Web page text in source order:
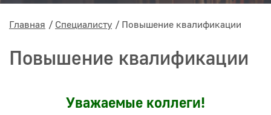
Главная Специалисту Повышение квалификации
Повышение квалификации
Уважаемые коллеги!